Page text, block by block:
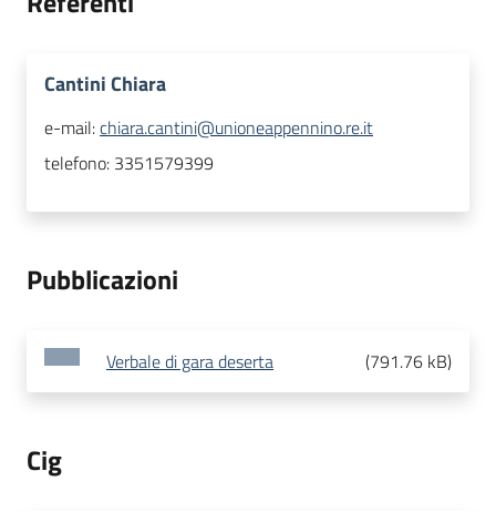
Cantini Chiara
e-mail:chiara.cantini@unioneappennino.re.it
telefono: 3351579399
Pubblicazioni
Verbale di gara deserta (791.76 kB)
Cig